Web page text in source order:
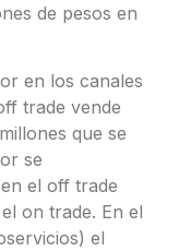
de pesos en
en los canales
trade vende
que se
se
el off trade
on trade. En el
el